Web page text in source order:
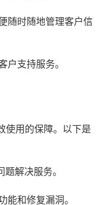
随时随地管理客户信
户支持服务。
使用的保障。以下是
解决服务。
能和修复漏洞。